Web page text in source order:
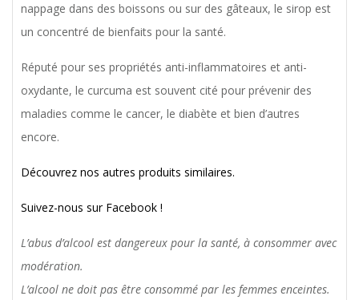
nappage dans des boissons ou sur des gâteaux, le sirop est
un concentré de bienfaits pour la santé.
Réputé pour ses propriétés anti-inflammatoires et anti-
oxydante, le curcuma est souvent cité pour prévenir des
maladies comme le cancer, le diabète et bien d’autres
encore.
Découvrez nos autres produits similaires.
Suivez-nous sur Facebook !
L’abus d’alcool est dangereux pour la santé, à consommer avec
modération.
L’alcool ne doit pas être consommé par les femmes enceintes.